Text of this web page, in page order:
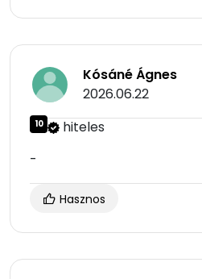
Kósáné Ágnes
2026.06.22
10
hiteles
-
Hasznos